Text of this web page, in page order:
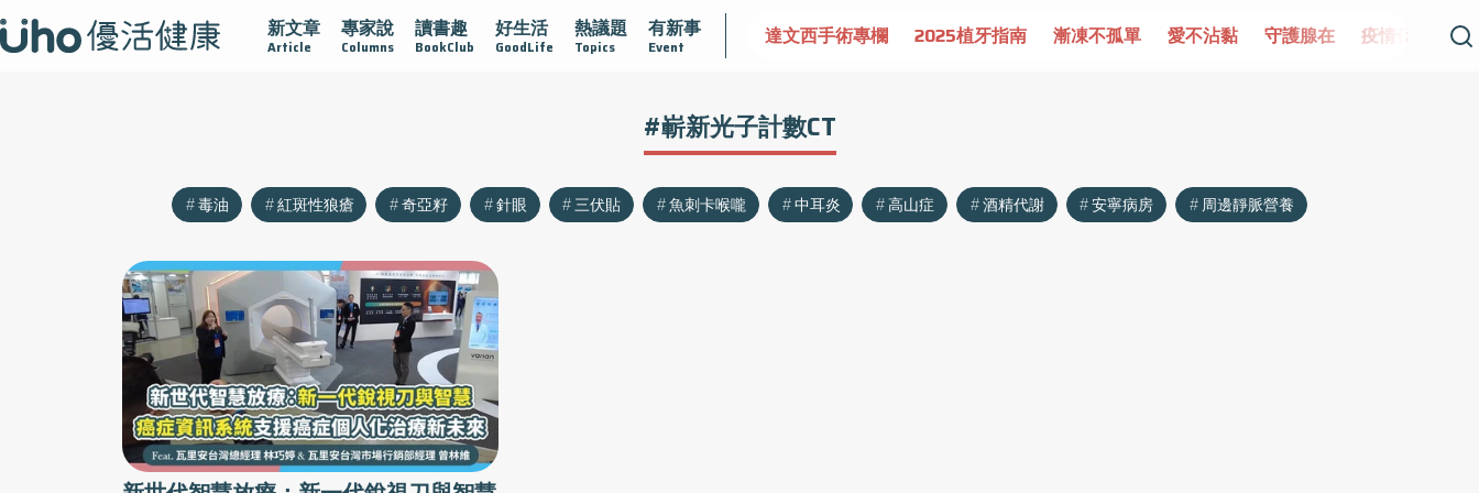
新文章
Article
專家說
Columns
讀書趣
BookClub
好生活
GoodLife
熱議題
Topics
有新事
Event
黏 守護腺在 疫情保衛戰 再生醫學 愛的未來視 認識攝護腺肥大 守護骨骼健康 達文西手術專欄 2025植牙指南 漸凍不孤單 愛不沾黏 守護腺在 疫情保衛戰
#嶄新光子計數CT
毒油 紅斑性狼瘡 奇亞籽 針眼 三伏貼 魚刺卡喉嚨 中耳炎 高山症 酒精代謝 安寧病房 周邊靜脈營養